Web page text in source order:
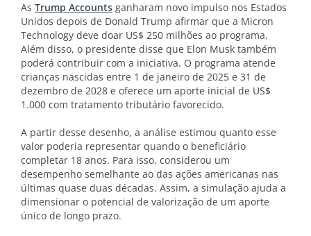
As Trump Accounts ganharam novo impulso nos Estados
Unidos depois de Donald Trump afirmar que a Micron
Technology deve doar US$ 250 milhões ao programa.
Além disso, o presidente disse que Elon Musk também
poderá contribuir com a iniciativa. O programa atende
crianças nascidas entre 1 de janeiro de 2025 e 31 de
dezembro de 2028 e oferece um aporte inicial de US$
1.000 com tratamento tributário favorecido.
A partir desse desenho, a análise estimou quanto esse
valor poderia representar quando o beneficiário
completar 18 anos. Para isso, considerou um
desempenho semelhante ao das ações americanas nas
últimas quase duas décadas. Assim, a simulação ajuda a
dimensionar o potencial de valorização de um aporte
único de longo prazo.